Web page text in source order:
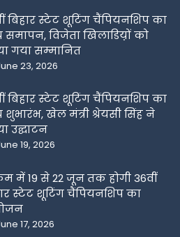
बिहार स्टेट शूटिंग चैंपियनशिप का
समापन, विजेता खिलाडिय़ों को
गया सम्मानित
23, 2026
बिहार स्टेट शूटिंग चैंपियनशिप का
शुभारंभ, खेल मंत्री श्रेयसी सिंह ने
उद्घाटन
19, 2026
में 19 से 22 जून तक होगी 36वीं
स्टेट शूटिंग चैंपियनशिप का
17, 2026